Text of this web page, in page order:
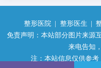
整形医院 | 整形医生 |
免责声明：本站部分图片来源
来电告知
注：本站信息仅供参